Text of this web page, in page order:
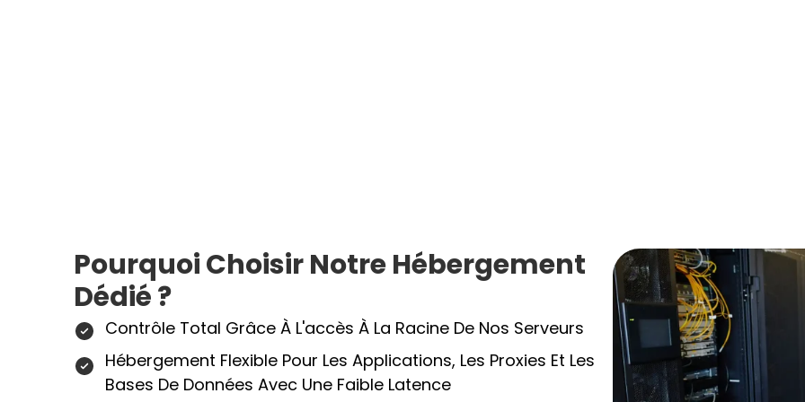
Pourquoi Choisir Notre Hébergement
Dédié ?
Contrôle Total Grâce À L'accès À La Racine De Nos Serveurs
Hébergement Flexible Pour Les Applications, Les Proxies Et Les
Bases De Données Avec Une Faible Latence